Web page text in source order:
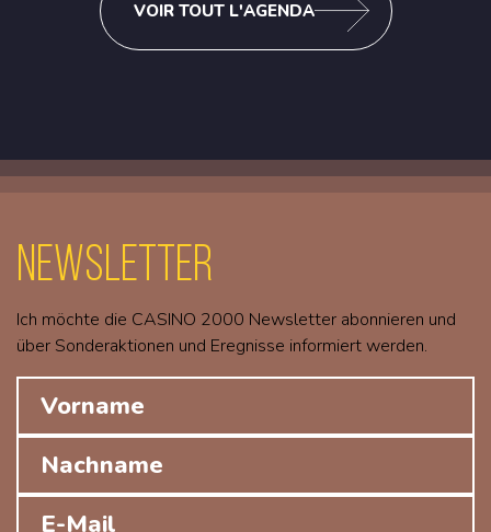
VOIR TOUT L'AGENDA
Newsletter
Ich möchte die CASINO 2000 Newsletter abonnieren und
über Sonderaktionen und Eregnisse informiert werden.